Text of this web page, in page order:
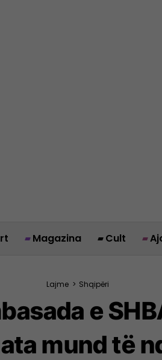
Magazina Cult
Lajme > Shqipëri
e
mund të